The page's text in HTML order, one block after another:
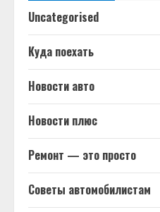
Uncategorised
Куда поехать
Новости авто
Новости плюс
Ремонт — это просто
Советы автомобилистам